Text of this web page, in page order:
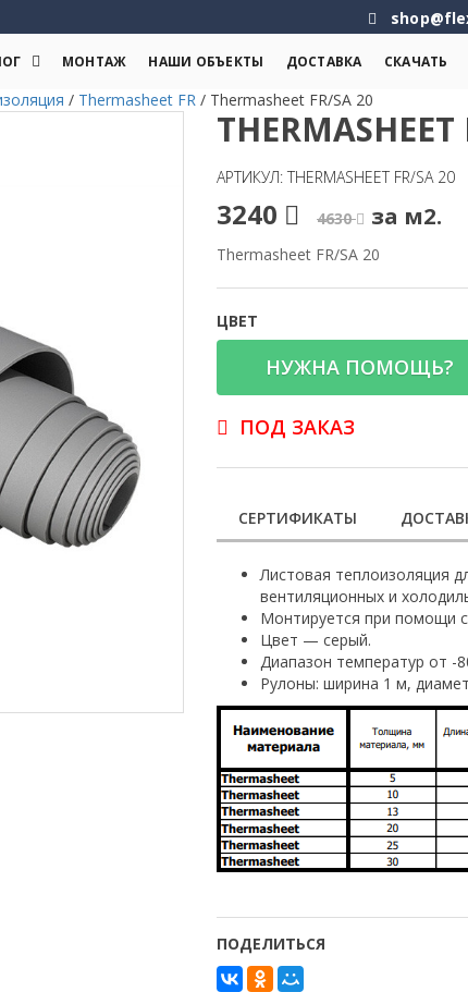
МОНТАЖ НАШИ ОБЪЕКТЫ ДОСТАВКА СКАЧАТЬ
/ Thermasheet FR / Thermasheet FR/SA 20
THERMASHEET
АРТИКУЛ: THERMASHEET FR/SA 20
3240 4630 за м2.
Thermasheet FR/SA 20
ЦВЕТ
НУЖНА ПОМОЩЬ?
ПОД ЗАКАЗ
СЕРТИФИКАТЫ
Листовая теплоизоляция
вентиляционных и
Монтируется при помощи
Цвет — серый.
Диапазон температур от -
Рулоны: ширина 1 м,
ПОДЕЛИТЬСЯ